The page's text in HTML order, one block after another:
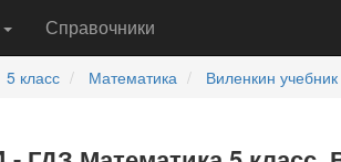
Справочники
5 класс Математика Виленкин учебник